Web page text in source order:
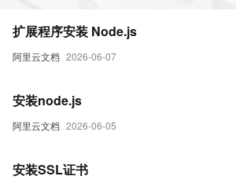
阿里云文档 2026-06-07
扩展程序安装 Node.js
阿里云文档 2026-06-05
安装node.js
安装SSL证书